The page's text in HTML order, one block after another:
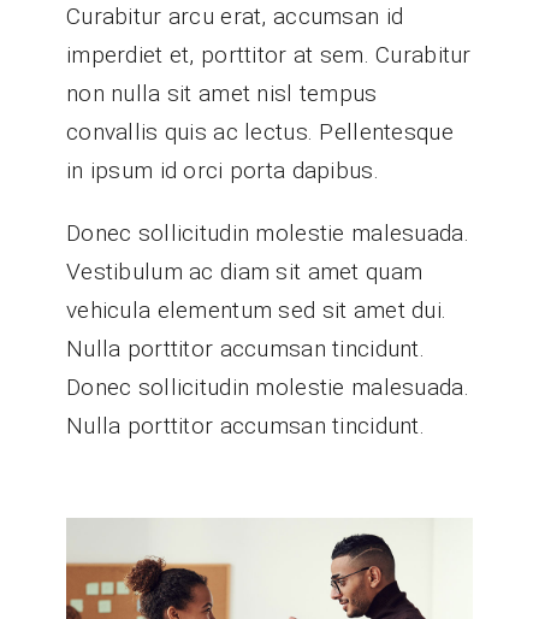
Curabitur arcu erat, accumsan id
imperdiet et, porttitor at sem. Curabitur
non nulla sit amet nisl tempus
convallis quis ac lectus. Pellentesque
in ipsum id orci porta dapibus.
Donec sollicitudin molestie malesuada.
Vestibulum ac diam sit amet quam
vehicula elementum sed sit amet dui.
Nulla porttitor accumsan tincidunt.
Donec sollicitudin molestie malesuada.
Nulla porttitor accumsan tincidunt.